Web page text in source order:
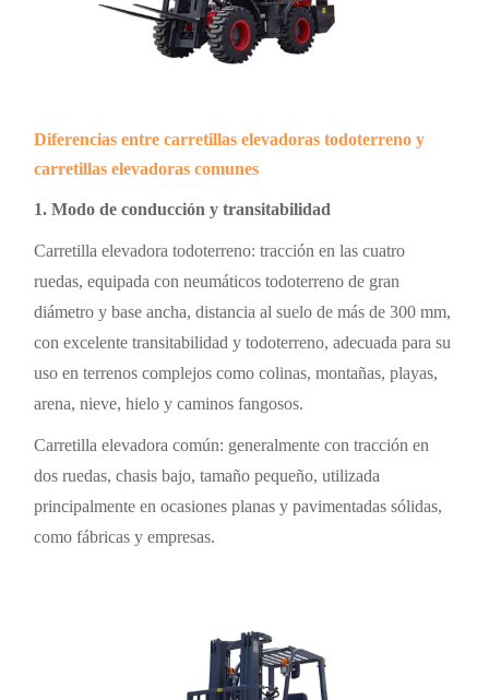
Diferencias entre carretillas elevadoras todoterreno y
carretillas elevadoras comunes
1. Modo de conducción y transitabilidad
Carretilla elevadora todoterreno: tracción en las cuatro
ruedas, equipada con neumáticos todoterreno de gran
diámetro y base ancha, distancia al suelo de más de 300 mm,
con excelente transitabilidad y todoterreno, adecuada para su
uso en terrenos complejos como colinas, montañas, playas,
arena, nieve, hielo y caminos fangosos.
Carretilla elevadora común: generalmente con tracción en
dos ruedas, chasis bajo, tamaño pequeño, utilizada
principalmente en ocasiones planas y pavimentadas sólidas,
como fábricas y empresas.